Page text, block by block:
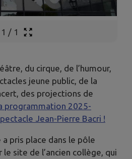
1 / 1
du cirque, de l’humour,
jeune public, de la
des projections de
programmation 2025-
Jean-Pierre Bacri !
pris place dans le pôle
site de l’ancien collège, qui